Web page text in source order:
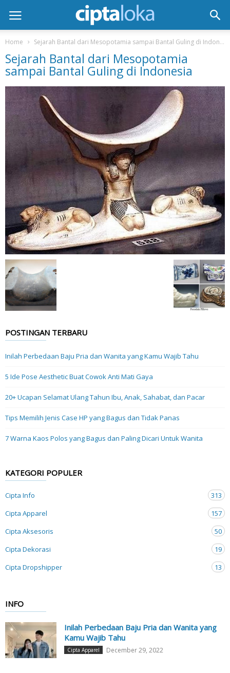
Home Sejarah Bantal dari Mesopotamia sampai Bantal Guling di Indonesia
Sejarah Bantal dari Mesopotamia
sampai Bantal Guling di Indonesia
POSTINGAN TERBARU
Inilah Perbedaan Baju Pria dan Wanita yang Kamu Wajib Tahu
5 Ide Pose Aesthetic Buat Cowok Anti Mati Gaya
20+ Ucapan Selamat Ulang Tahun Ibu, Anak, Sahabat, dan Pacar
Tips Memilih Jenis Case HP yang Bagus dan Tidak Panas
7 Warna Kaos Polos yang Bagus dan Paling Dicari Untuk Wanita
KATEGORI POPULER
Cipta Info
313
Cipta Apparel
157
Cipta Aksesoris
50
Cipta Dekorasi
19
Cipta Dropshipper
13
INFO
Inilah Perbedaan Baju Pria dan Wanita yang
Kamu Wajib Tahu
Cipta Apparel December 29, 2022